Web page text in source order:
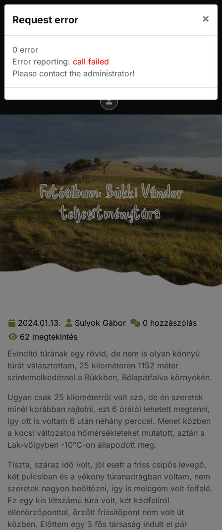
Sulyok Gábor túrablogja
Menu
Fotóalbum: Bükki Vándor
teljesítménytúra
2024.01.13. Sulyok Gábor
0 hozzászólás
62 megtekintés
Évindító túrának egy rövid, de nem is olyan könnyű
túrát választottam, 25 kilométeren 1152 méter
szintemelkedéssel a Bükkben, Bélapátfalva környékén.
Ugyan csak 25 kilométerről volt szó, de én szeretek
minél korábban rajtolni, ezt 6 órától lehetett megtenni,
így ott is voltam 6 után néhány perccel. Menet közben
a kocsi változatos hőmérsékleteket mutatott, aztán a
Lak-völgyben -10°C-on állapodott meg.
Tiszta, száraz idő volt, jól esett a friss csípős levegő,
két pulcsiban és a vékony túranadrágban voltam, nem
szeretek nagyon beöltözni, így is melegem volt felfelé.
Ez egy kis létszámú túra volt, két kódfelíról
ellenőrzőponttal, őrzött frissítőpont nem volt út
közben. Előttem egy 3 fős társaság indult el pár
Request error ×
0 error
Error reporting: call failed
Please contact the administrator!